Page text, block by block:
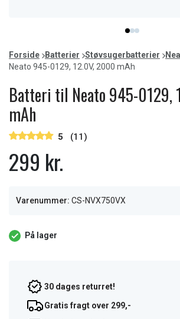
item
0
item
1
item
2
of
3
Forside Batterier Støvsugerbatterier
Neato 945-0129, 12.0V, 2000 mAh
Batteri til Neato 945-0129,
mAh
5 (11)
299 kr.
Varenummer: CS-NVX750VX
På lager
30 dages returret!
Gratis fragt over 299,-